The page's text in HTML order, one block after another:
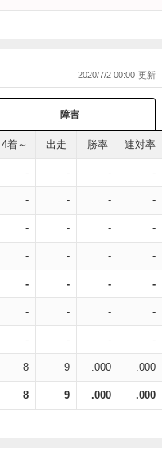
2020/7/2 00:00
障害
4着～ 出走 勝率 連対率
- - - -
- - - -
- - - -
- - - -
- - - -
- - - -
- - - -
8 9 .000 .000
8 9 .000 .000